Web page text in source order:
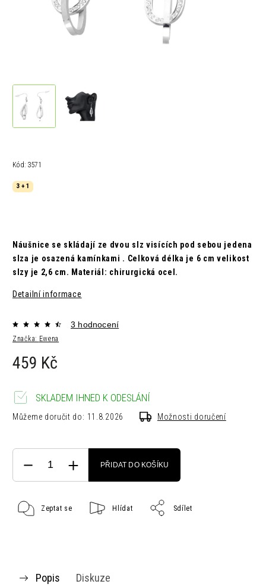
Kód: 3571
3 + 1
Náušnice se skládají ze dvou slz visících pod sebou jedena
slza je osazená kamínkami . Celková délka je 6 cm velikost
slzy je 2,6 cm. Materiál: chirurgická ocel.
Detailní informace
Značka: Ewena
3 hodnocení
459 Kč
SKLADEM IHNED K ODESLÁNÍ
Můžeme doručit do: 11.8.2026 Možnosti doručení
PŘIDAT DO KOŠÍKU
Zeptat se Hlídat Sdílet
Popis Diskuze